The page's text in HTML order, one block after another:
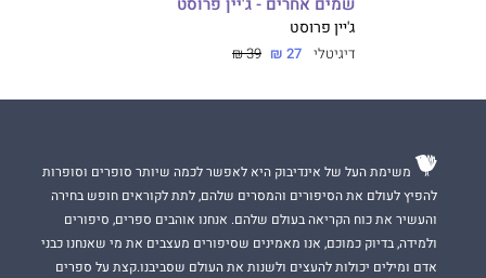
ג'יין פרוסט
דיגיטלי 27 ₪
39 ₪
משימת העל של אינדיבוק היא לאפשר לכמה שיותר סופרים וסופרות
להפיץ לעולם את הסיפורים והמסרים שלהם, לתת לקוראים חופש בחירה
והעשיר את כוח הקריאה בעולם שלהם. אנחנו אוהבים ספרים, סיפורים
ולמידה, בדיוק כמוכם, אנו מאמינים שסיפורים מעצבים את מי שאנחנו כבני
אדם ומילים יכולות להעצים ולשנות את העולם שסביבנו.קצת על ספרים